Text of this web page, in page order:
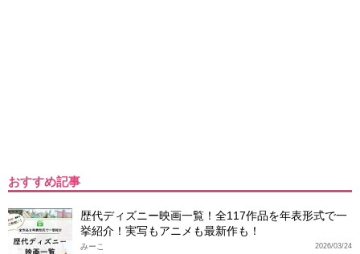
おすすめ記事
歴代ディズニー映画一覧！全117作品を年表形式で一
挙紹介！実写もアニメも最新作も！
2026/03/24
みーこ